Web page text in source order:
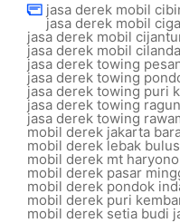
jasa derek mobil
jasa derek mobil
jasa derek mobil
jasa derek mobil
jasa derek towing
jasa derek towing
jasa derek towing puri
jasa derek towing
jasa derek towing
mobil derek jakarta
mobil derek lebak bulus
mobil derek mt
mobil derek pasar
mobil derek pondok
mobil derek puri
mobil derek setia budi